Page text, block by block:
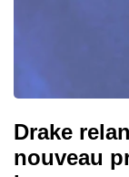
Drake
nouveau